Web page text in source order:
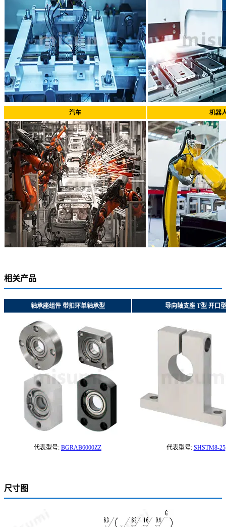
汽车 机器
相关产品
轴承座组件 带扣环单轴承型 导向轴支座 T型 开口型
代表型号: BGRAB6000ZZ 代表型号: SHSTM8-25
尺寸图